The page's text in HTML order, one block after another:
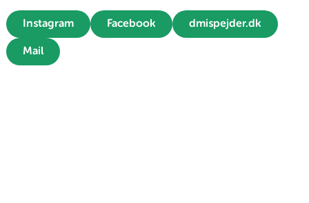
Instagram Facebook dmispejder.dk
Mail